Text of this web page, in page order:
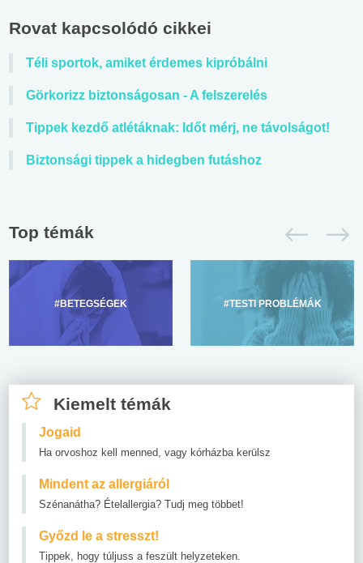
Rovat kapcsolódó cikkei
Téli sportok, amiket érdemes kipróbálni
Görkorizz biztonságosan - A felszerelés
Tippek kezdő atlétáknak: Időt mérj, ne távolságot!
Biztonsági tippek a hidegben futáshoz
Top témák
#BETEGSÉGEK #TESTI PROBLÉMÁK
Kiemelt témák
Jogaid
Ha orvoshoz kell menned, vagy kórházba kerülsz
Mindent az allergiáról
Szénanátha? Ételallergia? Tudj meg többet!
Győzd le a stresszt!
Tippek, hogy túljuss a feszült helyzeteken.